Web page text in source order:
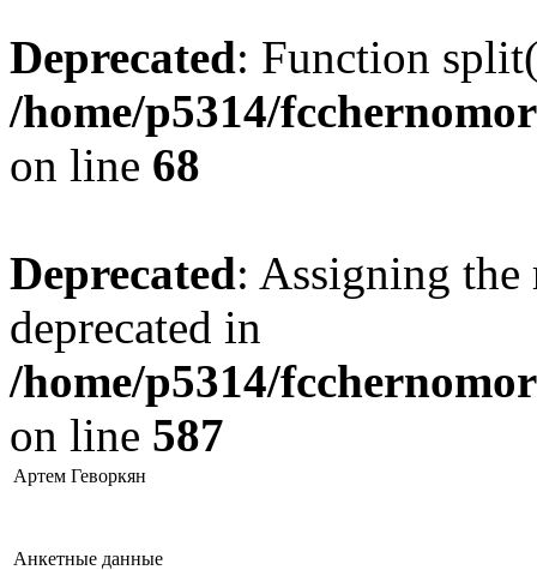
Deprecated: Function
/home/p5314/
on line 68
Deprecated: Assigning the
deprecated in
/home/p5314/
on line 587
Артем Геворкян
Анкетные данные